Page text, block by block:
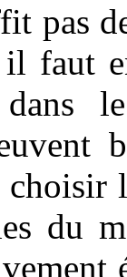
pas
il faut
du